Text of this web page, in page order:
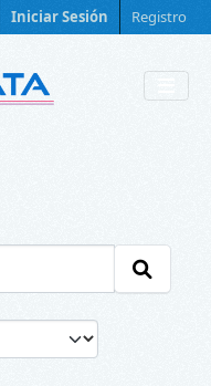
Iniciar Sesión Registro